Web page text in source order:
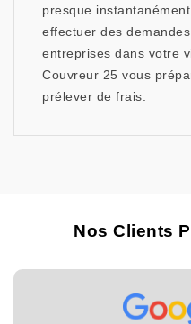
presque
effectuer des
entreprises dans votre
Couvreur 25 vous
prélever de frais.
Nos Clients